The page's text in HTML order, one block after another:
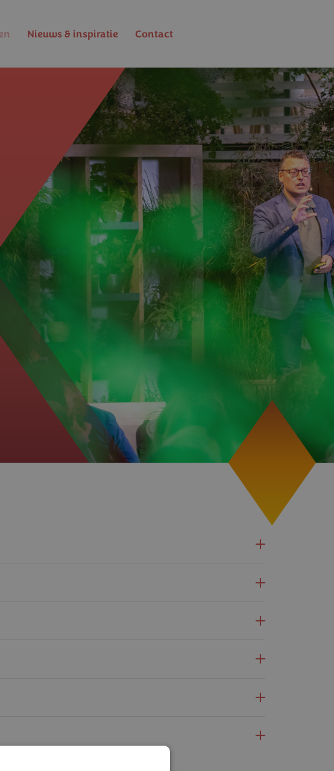
Nieuws & inspiratie Contact